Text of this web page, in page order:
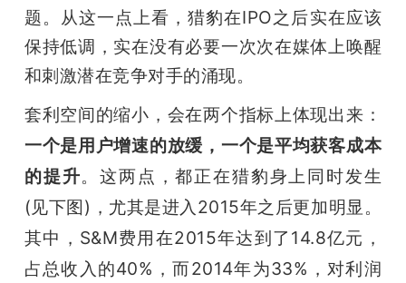
题。从这一点上看，猎豹在IPO之后实在应该
保持低调，实在没有必要一次次在媒体上唤醒
和刺激潜在竞争对手的涌现。
套利空间的缩小，会在两个指标上体现出来：
一个是用户增速的放缓，一个是平均获客成本
的提升。这两点，都正在猎豹身上同时发生
(见下图)，尤其是进入2015年之后更加明显。
其中，S&M费用在2015年达到了14.8亿元，
占总收入的40%，而2014年为33%，对利润